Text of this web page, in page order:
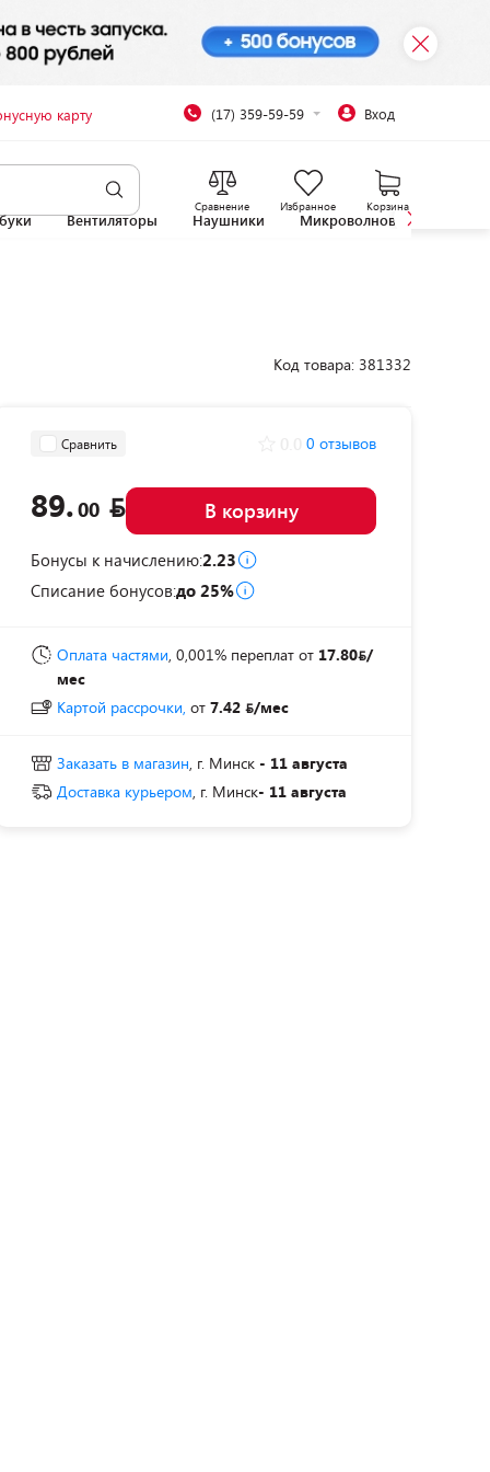
карту (17) 359-59-59 Вход
Сравнение Избранное Корзина
Вентиляторы Наушники Микроволновые печи
Код товара: 381332
Сравнить 0 отзывов
89.00 В корзину
Бонусы к начислению:2.23
Списание бонусов:до 25%
Оплата частями, 0,001% переплат от 17.80 /
мес
Картой рассрочки, от 7.42 /мес
Заказать в магазин, г. Минск - 11 августа
Доставка курьером, г. Минск- 11 августа